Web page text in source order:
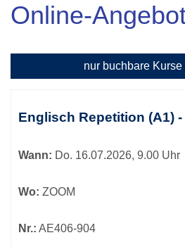
Online-
nur buchbare
Tabellenüberschriften
können
werden.
Englisch Repetition (A1)
Wann: Do. 16.07.2026, 9.00 Uhr
Wo: ZOOM
Nr.: AE406-904